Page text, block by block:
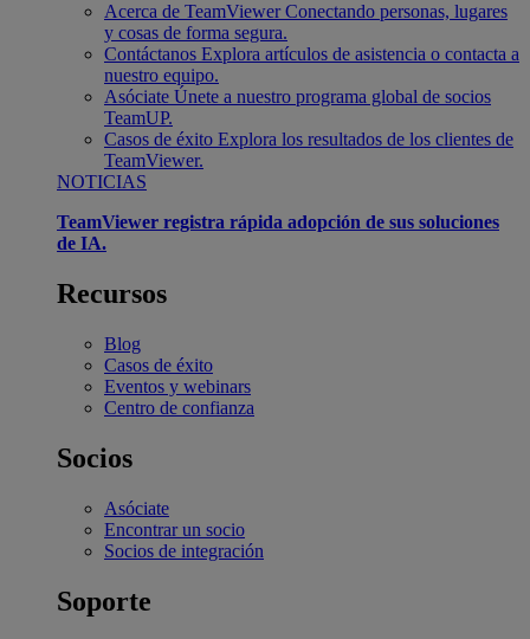
Acerca de TeamViewer Conectando personas, lugares
y cosas de forma segura.
Contáctanos Explora artículos de asistencia o contacta a
nuestro equipo.
Asóciate Únete a nuestro programa global de socios
TeamUP.
Casos de éxito Explora los resultados de los clientes de
TeamViewer.
NOTICIAS
TeamViewer registra rápida adopción de sus soluciones
de IA.
Recursos
Blog
Casos de éxito
Eventos y webinars
Centro de confianza
Socios
Asóciate
Encontrar un socio
Socios de integración
Soporte